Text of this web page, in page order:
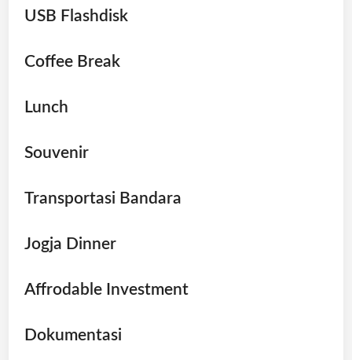
USB Flashdisk
Coffee Break
Lunch
Souvenir
Transportasi Bandara
Jogja Dinner
Affrodable Investment
Dokumentasi